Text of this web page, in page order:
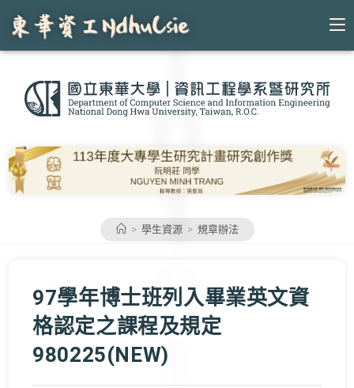
content
> 學生資源 > 規章辦法
97學年博士班列入畢業英文資
格認定之課程及規定
980225(NEW)